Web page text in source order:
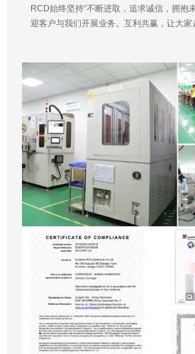
RCD始终坚持“不断进取，追求诚信，拥抱
迎客户与我们开展业务。互利共赢，让大家